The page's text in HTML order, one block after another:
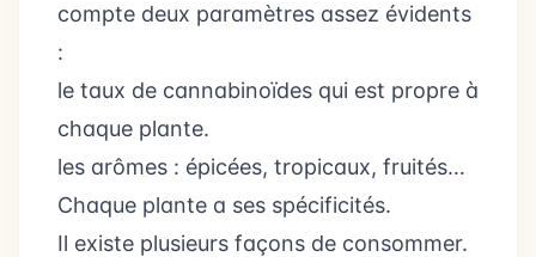
compte deux paramètres assez évidents
:
le taux de cannabinoïdes qui est propre à
chaque plante.
les arômes : épicées, tropicaux, fruités…
Chaque plante a ses spécificités.
Il existe plusieurs façons de consommer.